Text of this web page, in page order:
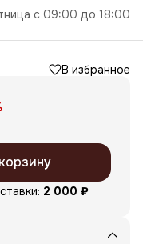
с 09:00 до 18:00
В избранное
2 000 ₽